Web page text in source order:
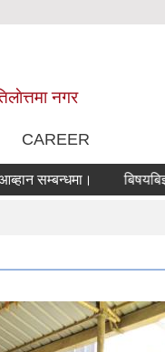
नगर
CAREER
बिषयबिज्ञमा